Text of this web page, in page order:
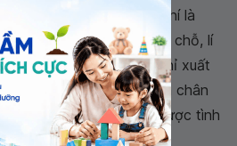
đo khi trẻ đi lại, thậm chí là
hơn việc đo khi đứng 1 chỗ, lí
bẹtnếu gây đau sẽ chỉ xuất
trẻ vận động. Áp lực bàn chân
mô tả chính xác được tình